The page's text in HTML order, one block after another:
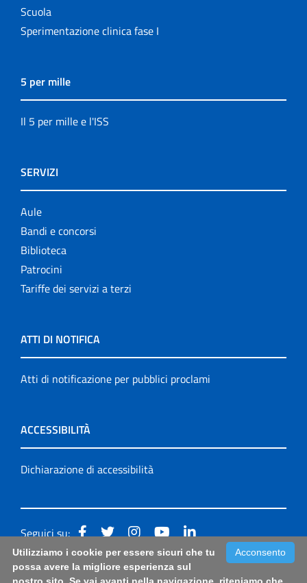
Scuola
Sperimentazione clinica fase I
5 per mille
Il 5 per mille e l'ISS
SERVIZI
Aule
Bandi e concorsi
Biblioteca
Patrocini
Tariffe dei servizi a terzi
ATTI DI NOTIFICA
Atti di notificazione per pubblici proclami
ACCESSIBILITÀ
Dichiarazione di accessibilità
Seguici su:
Accessibilità: form di segnalazione di prima istanza per
Acconsento
Utilizziamo i cookie per essere sicuri che tu
possa avere la migliore esperienza sul